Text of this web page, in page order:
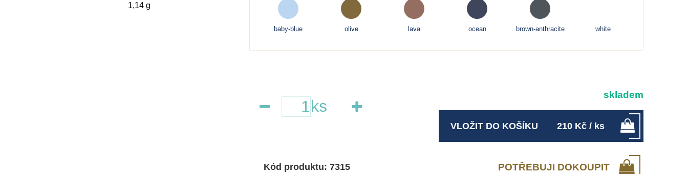
1,14 g
baby-blue olive lava ocean brown-anthracite white
Kód produktu: 7315 POTŘEBUJI DOKOUPIT
ks
skladem
VLOŽIT DO KOŠÍKU 210 Kč / ks